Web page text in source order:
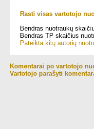
Rasti visas vartotojo
Bendras nuotraukų
Bendras TP skaičius
Pateikta kitų autorių
Komentarai po vartotojo
Vartotojo parašyti